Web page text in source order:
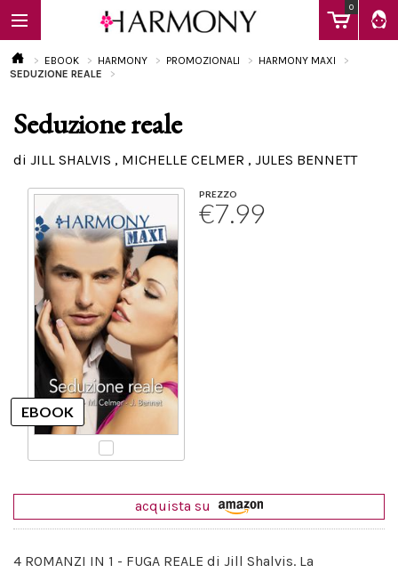
0
EBOOK
Calendario
EBOOK HARMONY PROMOZIONALI
HARMONY MAXI
SEDUZIONE REALE
Seduzione reale
di JILL SHALVIS , MICHELLE CELMER , JULES BENNETT
PREZZO
€7.99
acquista su
4 ROMANZI IN 1 - FUGA REALE di Jill Shalvis. La